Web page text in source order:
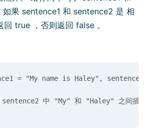
果 sentence1 和 sentence2 是 相
回 true ，否则返回 false 。
= "My name is Haley", sentence2